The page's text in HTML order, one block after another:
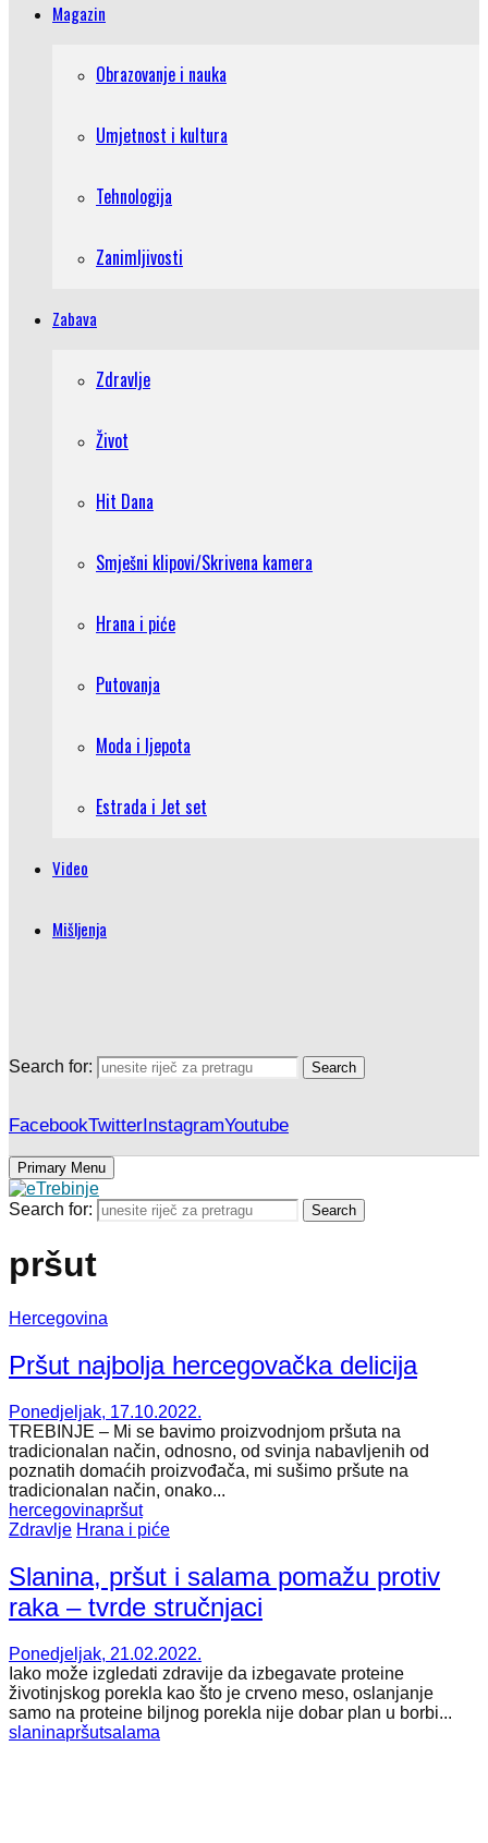
Magazin
Obrazovanje i nauka
Umjetnost i kultura
Tehnologija
Zanimljivosti
Zabava
Zdravlje
Život
Hit Dana
Smješni klipovi/Skrivena kamera
Hrana i piće
Putovanja
Moda i ljepota
Estrada i Jet set
Video
Mišljenja
Search for: Search
FacebookTwitterInstagramYoutube
Primary Menu
Search for: Search
pršut
Hercegovina
Pršut najbolja hercegovačka delicija
Ponedjeljak, 17.10.2022.
TREBINJE – Mi se bavimo proizvodnjom pršuta na
tradicionalan način, odnosno, od svinja nabavljenih od
poznatih domaćih proizvođača, mi sušimo pršute na
tradicionalan način, onako...
hercegovinapršut
Zdravlje Hrana i piće
Slanina, pršut i salama pomažu protiv
raka – tvrde stručnjaci
Ponedjeljak, 21.02.2022.
Iako može izgledati zdravije da izbegavate proteine
životinjskog porekla kao što je crveno meso, oslanjanje
samo na proteine biljnog porekla nije dobar plan u borbi...
slaninapršutsalama